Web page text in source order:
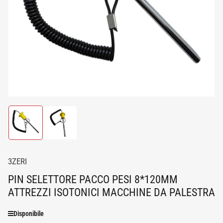
media
1
in
dialogo
modale
Carica
immagine
1
Raccolta
Carica
immagine
3ZERI
PIN SELETTORE PACCO PESI 8*120MM
ATTREZZI ISOTONICI MACCHINE DA PALESTRA
Disponibile